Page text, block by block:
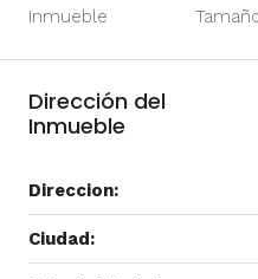
Inmueble
Dirección del
Inmueble
Direccion:
Ciudad: